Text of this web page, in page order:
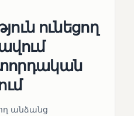
ունեցող
անձանց